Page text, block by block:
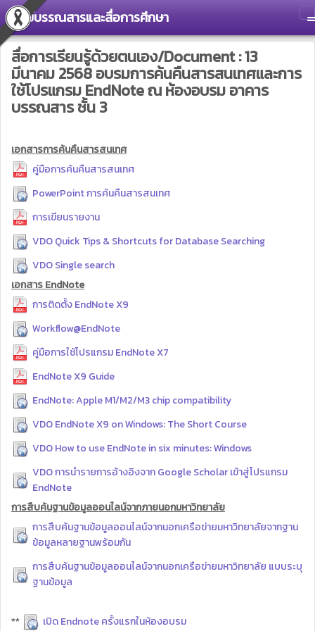
ศูนย์บรรณสารและสื่อการศึกษา
สื่อการเรียนรู้ด้วยตนเอง/Document : 13
มีนาคม 2568 อบรมการค้นคืนสารสนเทศและการ
ใช้โปรแกรม EndNote ณ ห้องอบรม อาคาร
บรรณสาร ชั้น 3
เอกสารการค้นคืนสารสนเทศ
คู่มือการค้นคืนสารสนเทศ
PowerPoint การค้นคืนสารสนเทศ
การเขียนรายงาน
VDO Quick Tips & Shortcuts for Database Searching
VDO Single search
เอกสาร EndNote
การติดตั้ง EndNote X9
Workflow@EndNote
คู่มือการใช้โปรแกรม EndNote X7
EndNote X9 Guide
EndNote: Apple M1/M2/M3 chip compatibility
VDO EndNote X9 on Windows: The Short Course
VDO How to use EndNote in six minutes: Windows
VDO การนำรายการอ้างอิงจาก Google Scholar เข้าสู่โปรแกรม
EndNote
การสืบค้นฐานข้อมูลออนไลน์จากภายนอกมหาวิทยาลัย
การสืบค้นฐานข้อมูลออนไลน์จากนอกเครือข่ายมหาวิทยาลัยจากฐาน
ข้อมูลหลายฐานพร้อมกัน
การสืบค้นฐานข้อมูลออนไลน์จากนอกเครือข่ายมหาวิทยาลัย แบบระบุ
ฐานข้อมูล
** เปิด Endnote ครั้งแรกในห้องอบรม